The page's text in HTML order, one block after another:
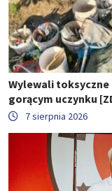
Wylewali toksyczne
gorącym uczynku
7 sierpnia 2026